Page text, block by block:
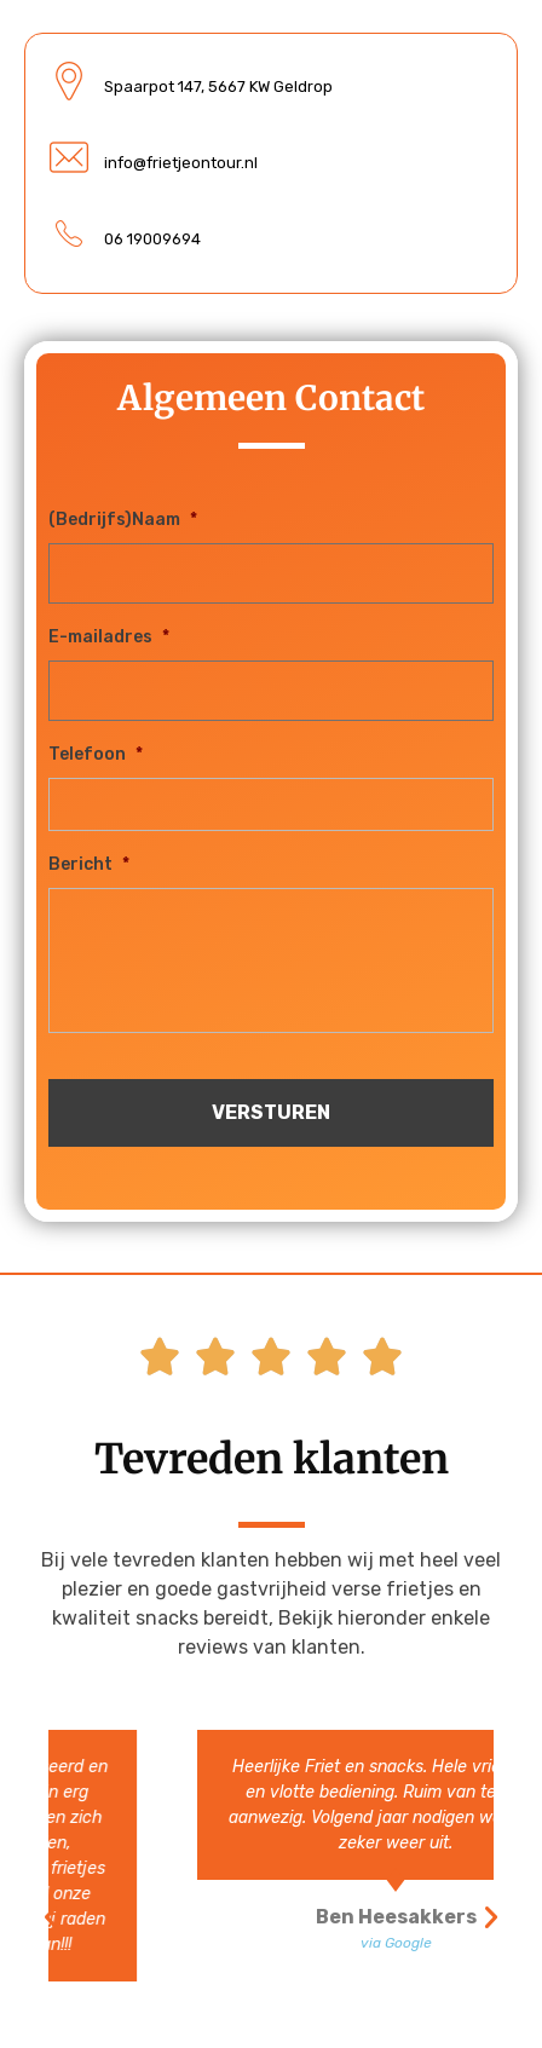
Spaarpot 147, 5667 KW Geldrop
info@frietjeontour.nl
06 19009694
Algemeen Contact
(Bedrijfs)Naam *
E-mailadres *
Telefoon *
Bericht *
    
Tevreden klanten
Bij vele tevreden klanten hebben wij met heel veel
plezier en goede gastvrijheid verse frietjes en
kwaliteit snacks bereidt, Bekijk hieronder enkele
reviews van klanten.
Heerlijke Friet en snacks. Hele vriendelijke
en vlotte bediening. Ruim van te voren
aanwezig. Volgend jaar nodigen we ze zeer
Ben Heesakkers